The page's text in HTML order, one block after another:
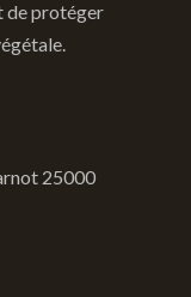
de protéger
25000